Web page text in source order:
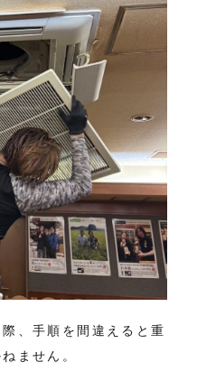
、手順を間違えると重
ません。